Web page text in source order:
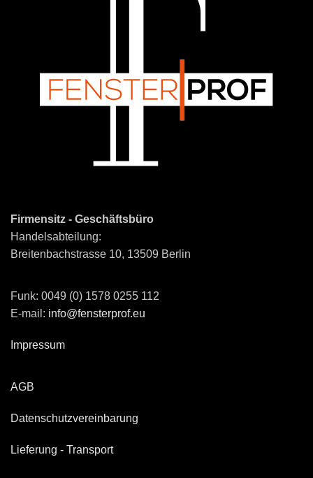
Firmensitz - Geschäftsbüro
Handelsabteilung:
Breitenbachstrasse 10, 13509 Berlin
Funk: 0049 (0) 1578 0255 112
E-mail: info@fensterprof.eu
Impressum
AGB
Datenschutzvereinbarung
Lieferung - Transport